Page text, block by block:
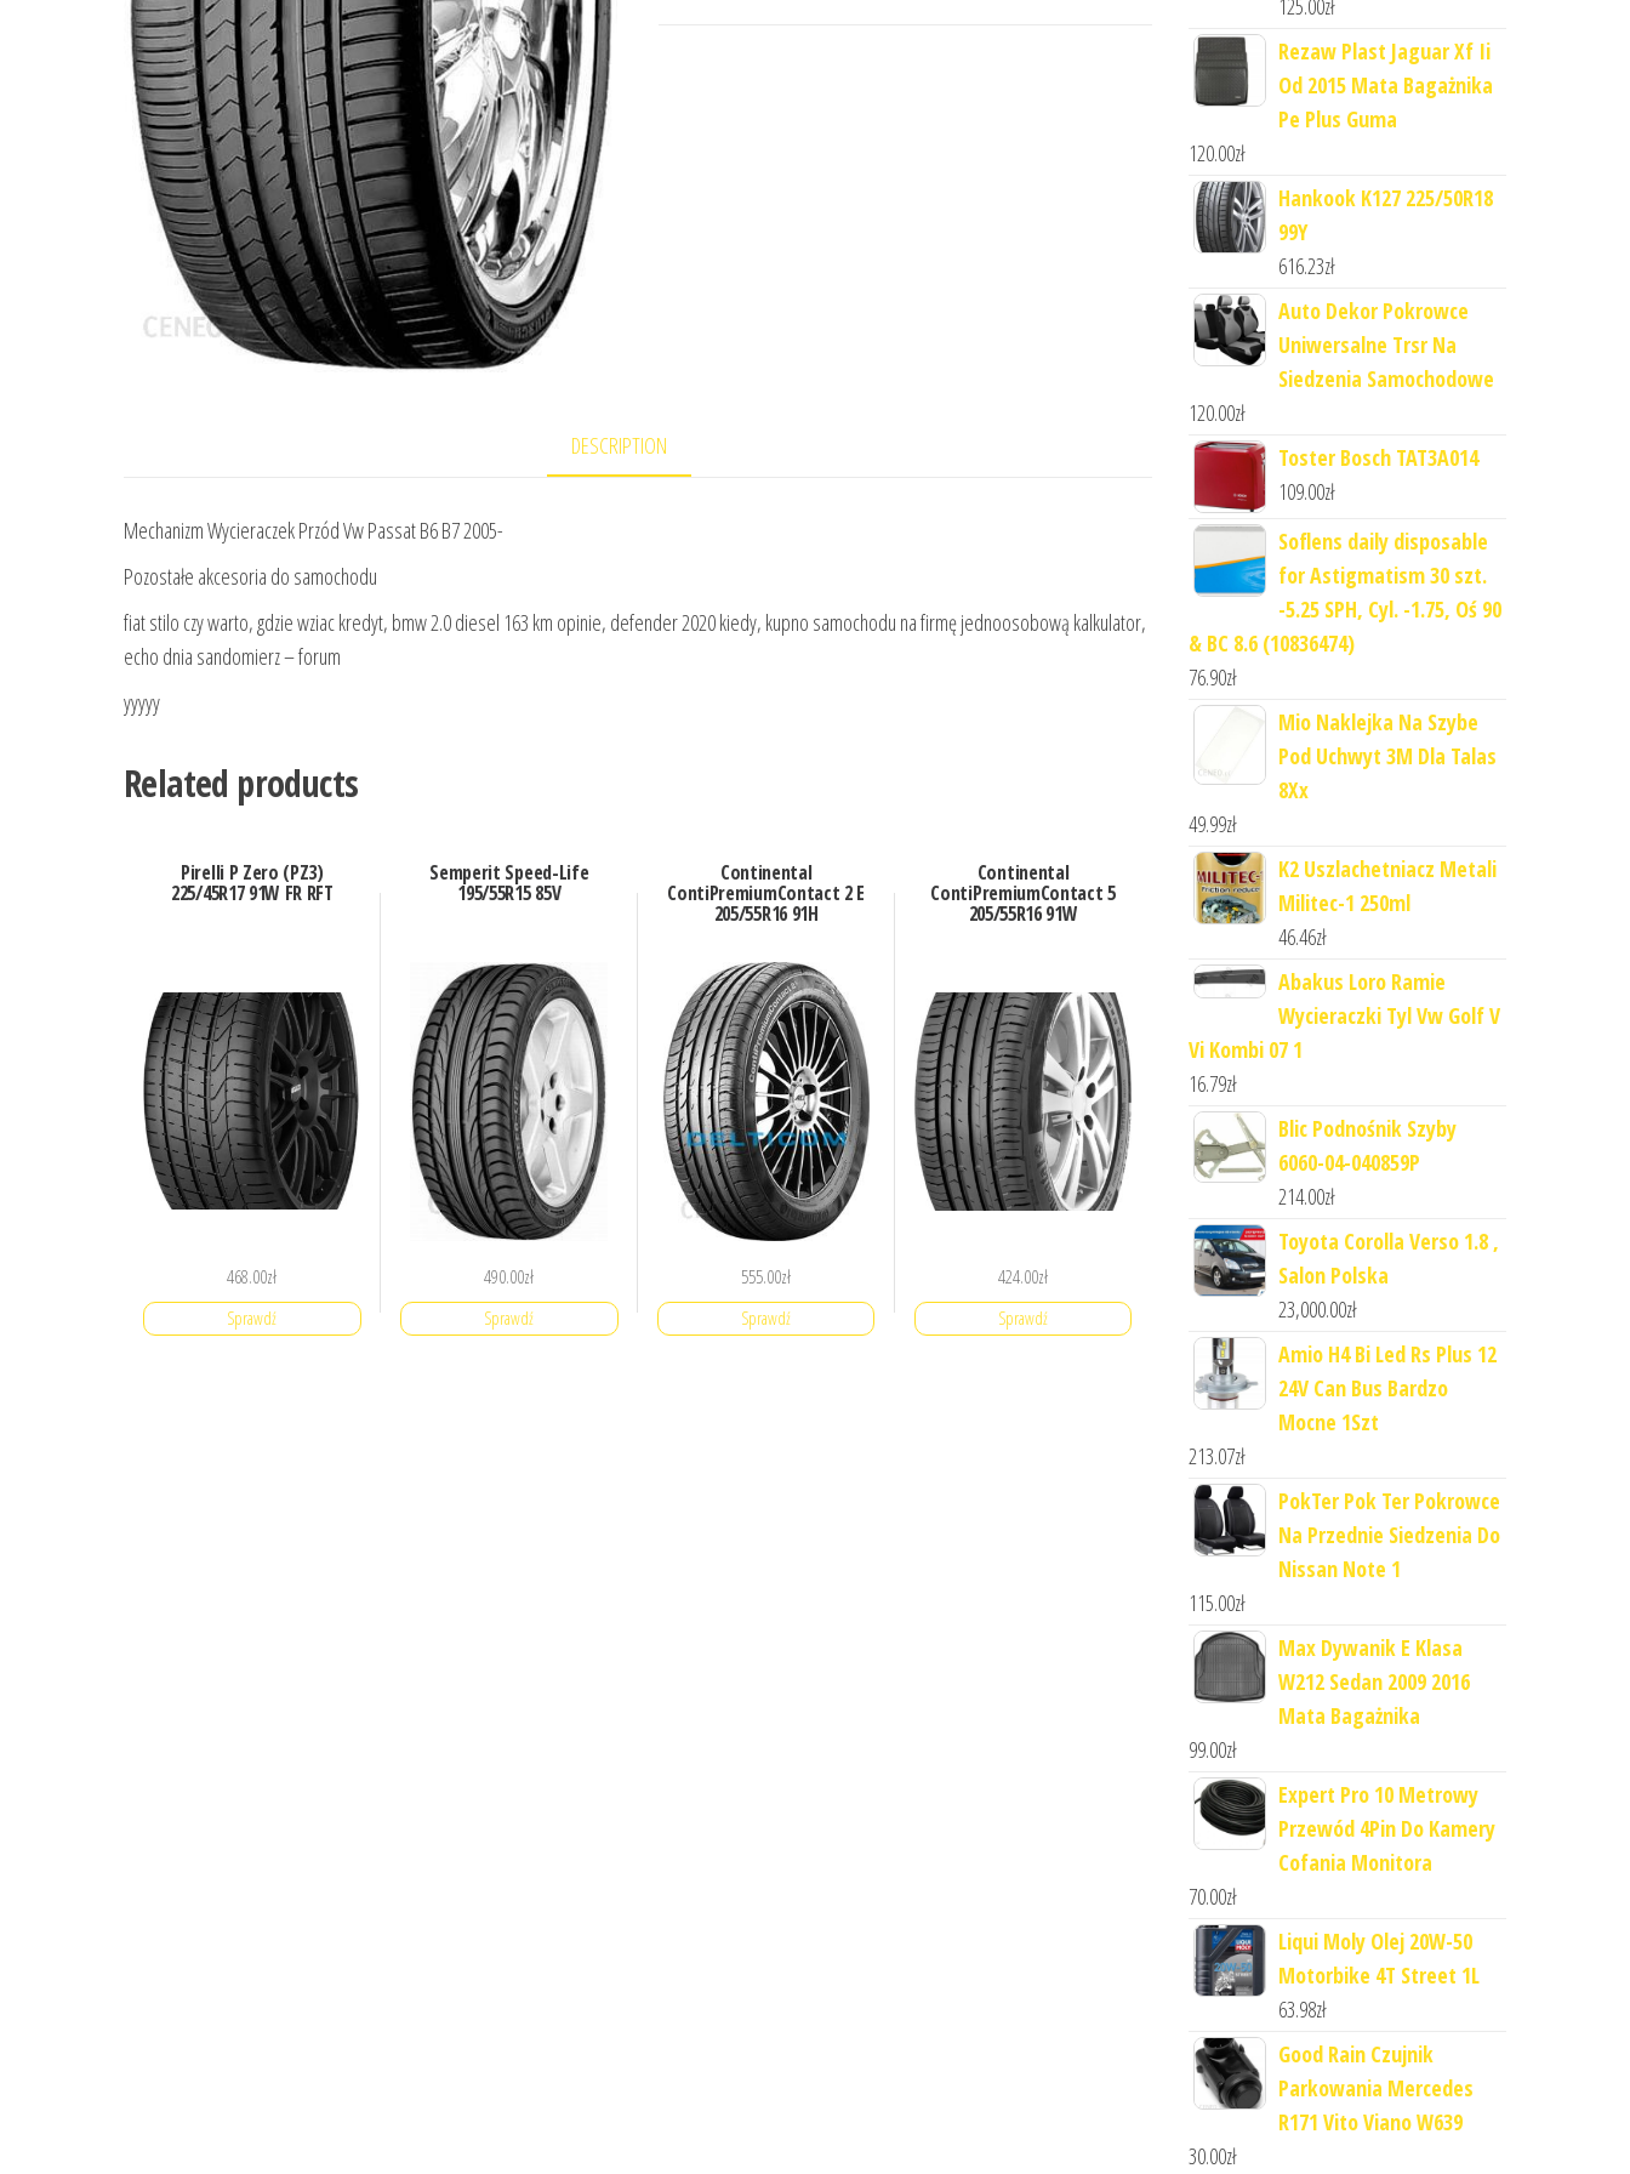
DESCRIPTION
Mechanizm Wycieraczek Przód Vw Passat B6 B7 2005-
Pozostałe akcesoria do samochodu
fiat stilo czy warto, gdzie wziac kredyt, bmw 2.0 diesel 163 km opinie, defender 2020 kiedy, kupno samochodu na firmę jednoosobową kalkulator,
echo dnia sandomierz – forum
yyyyy
Related products
Pirelli P Zero (PZ3)
225/45R17 91W FR RFT
468.00zł
Sprawdź
Semperit Speed-Life
195/55R15 85V
490.00zł
Sprawdź
Continental
ContiPremiumContact 2 E
205/55R16 91H
555.00zł
Sprawdź
Continental
ContiPremiumContact 5
205/55R16 91W
424.00zł
Sprawdź
125.00zł
Rezaw Plast Jaguar Xf Ii
Od 2015 Mata Bagażnika
Pe Plus Guma
120.00zł
Hankook K127 225/50R18
99Y
616.23zł
Auto Dekor Pokrowce
Uniwersalne Trsr Na
Siedzenia Samochodowe
120.00zł
Toster Bosch TAT3A014
109.00zł
Soflens daily disposable
for Astigmatism 30 szt.
-5.25 SPH, Cyl. -1.75, Oś 90
& BC 8.6 (10836474)
76.90zł
Mio Naklejka Na Szybe
Pod Uchwyt 3M Dla Talas
8Xx
49.99zł
K2 Uszlachetniacz Metali
Militec-1 250ml
46.46zł
Abakus Loro Ramie
Wycieraczki Tyl Vw Golf V
Vi Kombi 07 1
16.79zł
Blic Podnośnik Szyby
6060-04-040859P
214.00zł
Toyota Corolla Verso 1.8 ,
Salon Polska
23,000.00zł
Amio H4 Bi Led Rs Plus 12
24V Can Bus Bardzo
Mocne 1Szt
213.07zł
PokTer Pok Ter Pokrowce
Na Przednie Siedzenia Do
Nissan Note 1
115.00zł
Max Dywanik E Klasa
W212 Sedan 2009 2016
Mata Bagażnika
99.00zł
Expert Pro 10 Metrowy
Przewód 4Pin Do Kamery
Cofania Monitora
70.00zł
Liqui Moly Olej 20W-50
Motorbike 4T Street 1L
63.98zł
Good Rain Czujnik
Parkowania Mercedes
R171 Vito Viano W639
30.00zł